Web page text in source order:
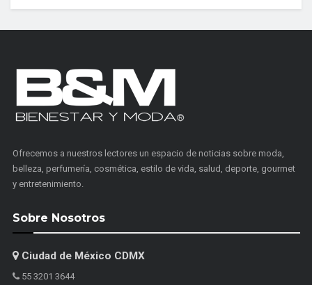
Ofrecemos a nuestros lectores un espacio de noticias sobre moda,
belleza, perfumería, cosmética, estilo de vida, salud, deporte, gourmet
y entretenimiento.
Sobre Nosotros
Ciudad de México CDMX
55 3201 3644